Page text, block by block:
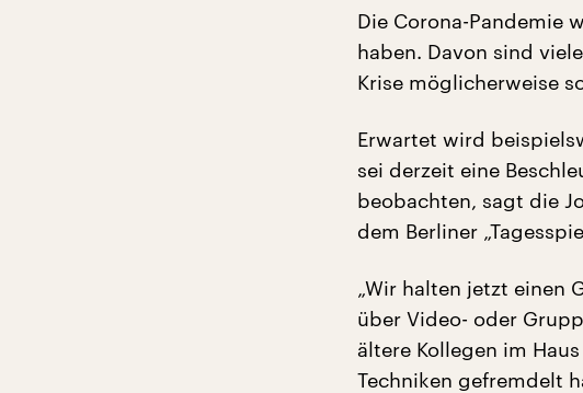
Die Corona-Pandemie
haben. Davon sind
Krise möglicherweise
Erwartet wird
sei derzeit eine
beobachten, sagt die
dem Berliner
„Wir halten jetzt einen
über Video- oder
ältere Kollegen im
Techniken gefremdelt